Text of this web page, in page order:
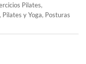
Pilates,
, Pilates y Yoga, Posturas